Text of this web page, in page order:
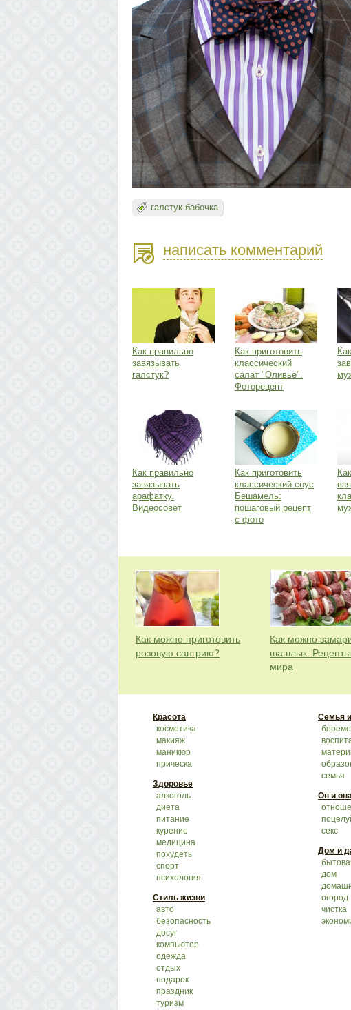
галстук-бабочка
написать комментарий
Как правильно
завязывать
галстук?
Как приготовить
классический
салат "Оливье".
Фоторецепт
Как правильно
завязывать
арафатку.
Видеосовет
Как приготовить
классический соус
Бешамель:
пошаговый рецепт
с фото
Как можно приготовить
розовую сангрию?
Как можно
шашлык.
мира
Красота
косметика
макияж
маникюр
прическа
Здоровье
алкоголь
диета
питание
курение
медицина
похудеть
спорт
психология
Стиль жизни
авто
безопасность
досуг
компьютер
одежда
отдых
подарок
праздник
туризм
Семья
семья
Он и
секс
Дом и
дом
огород
чистка